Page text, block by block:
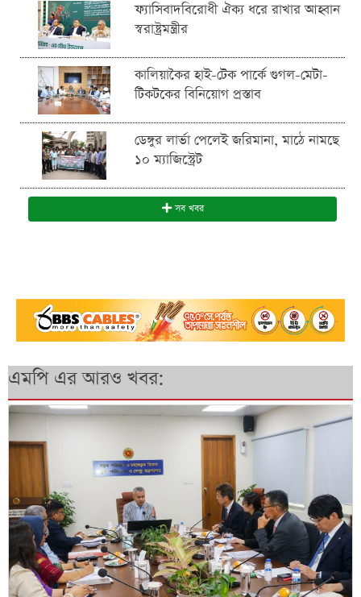
ফ্যাসিবাদবিরোধী ঐক্য ধরে রাখার আহ্বান
স্বরাষ্ট্রমন্ত্রীর
কালিয়াকৈর হাই-টেক পার্কে গুগল-মেটা-
টিকটকের বিনিয়োগ প্রস্তাব
ডেঙ্গুর লার্ভা পেলেই জরিমানা, মাঠে নামছে
১০ ম্যাজিস্ট্রেট
সব খবর
এমপি এর আরও খবর: